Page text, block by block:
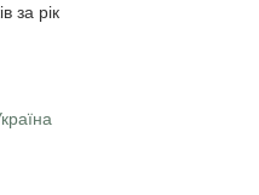
за рік